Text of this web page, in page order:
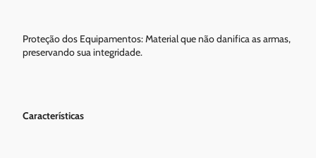
Proteção dos Equipamentos: Material que não danifica as armas,
preservando sua integridade.
Características